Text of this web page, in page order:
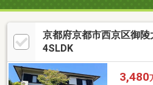
京都府京都市西京区御陵
4SLDK
3,480